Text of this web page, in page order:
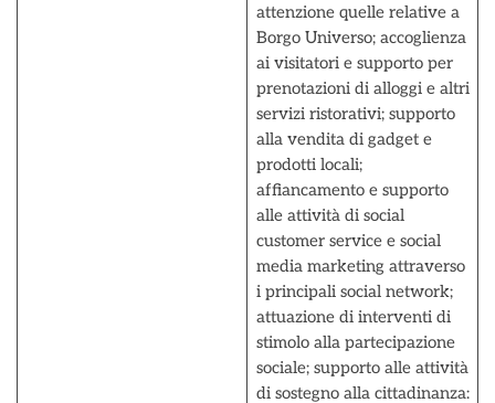
attenzione quelle relative a
Borgo Universo; accoglienza
ai visitatori e supporto per
prenotazioni di alloggi e altri
servizi ristorativi; supporto
alla vendita di gadget e
prodotti locali;
affiancamento e supporto
alle attività di social
customer service e social
media marketing attraverso
i principali social network;
attuazione di interventi di
stimolo alla partecipazione
sociale; supporto alle attività
di sostegno alla cittadinanza: